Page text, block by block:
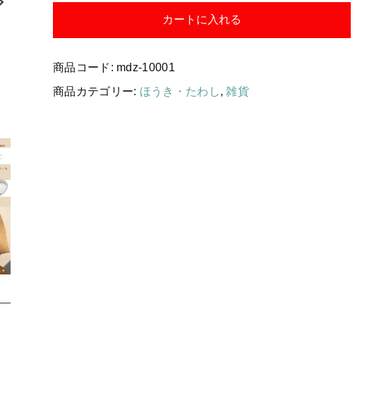
カートに入れる
商品コード: mdz-10001
商品カテゴリー: ほうき・たわし,雑貨
トを確認する
洗剤・食器用石鹸
セール